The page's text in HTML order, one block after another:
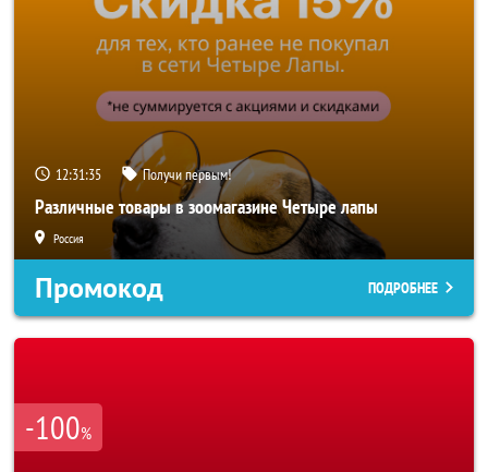
12:31:33 Получи первым!
Различные товары в зоомагазине Четыре лапы
Россия
Промокод ПОДРОБНЕЕ
-100%